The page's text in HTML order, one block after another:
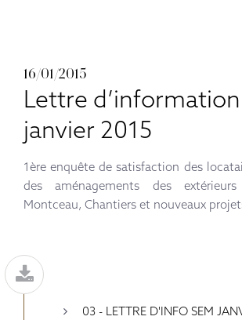
16/01/2015
Lettre
janvier 2015
1ère enquête de satisfaction des
des aménagements des
Montceau, Chantiers et nouveaux
03 - LETTRE D'INFO SEM